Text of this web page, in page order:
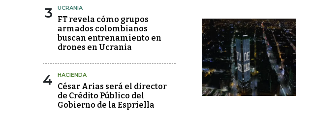
3 UCRANIA
FT revela cómo grupos
armados colombianos
buscan entrenamiento en
drones en Ucrania
4 HACIENDA
César Arias será el director
de Crédito Público del
Gobierno de la Espriella